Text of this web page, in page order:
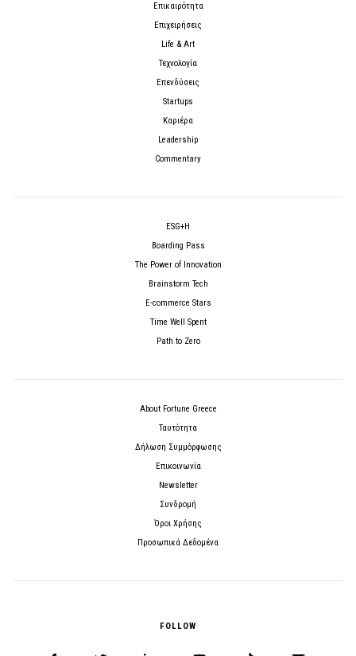
Επικαιρότητα
Επιχειρήσεις
Life & Art
Τεχνολογία
Επενδύσεις
Startups
Καριέρα
Leadership
Commentary
ESG+H
Boarding Pass
The Power of Innovation
Brainstorm Tech
E-commerce Stars
Time Well Spent
Path to Zero
About Fortune Greece
Ταυτότητα
Δήλωση Συμμόρφωσης
Επικοινωνία
Newsletter
Συνδρομή
Όροι Χρήσης
Προσωπικά Δεδομένα
FOLLOW